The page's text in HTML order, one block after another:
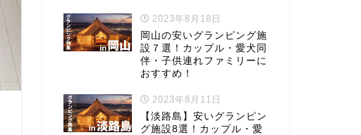
2023年8月18日
岡山の安いグランピング施
設７選！カップル・愛犬同
伴・子供連れファミリーに
おすすめ！
2023年8月11日
【淡路島】安いグランピン
グ施設8選！カップル・愛